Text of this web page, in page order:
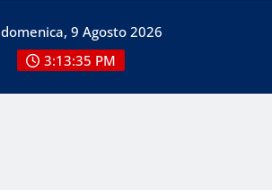
domenica, 9 Agosto 2026
3:13:35 PM